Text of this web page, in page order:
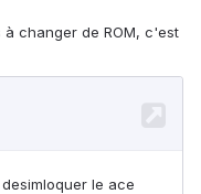
changer de ROM, c'est